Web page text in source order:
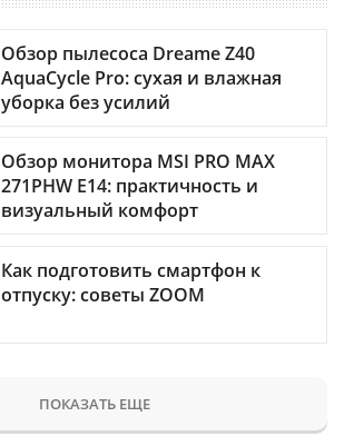
Обзор пылесоса Dreame Z40
AquaCycle Pro: сухая и влажная
уборка без усилий
Обзор монитора MSI PRO MAX
271PHW E14: практичность и
визуальный комфорт
Как подготовить смартфон к
отпуску: советы ZOOM
ПОКАЗАТЬ ЕЩЕ